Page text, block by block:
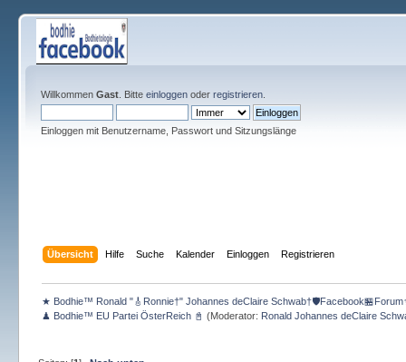
Willkommen Gast. Bitte einloggenoder registrieren.
Einloggen mit Benutzername, Passwort und Sitzungslänge
Übersicht Hilfe Suche Kalender Einloggen Registrieren
★ Bodhie™ Ronald "🎸Ronnie†" Johannes deClaire
♟ Bodhie™ EU Partei ÖsterReich 📓 (Moderator: Ronald Johannes deClaire